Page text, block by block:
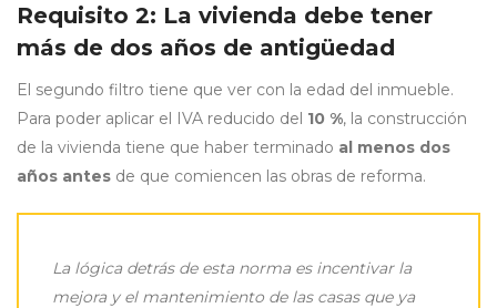
Requisito 2: La vivienda debe tener
más de dos años de antigüedad
El segundo filtro tiene que ver con la edad del inmueble.
Para poder aplicar el IVA reducido del 10 %, la construcción
de la vivienda tiene que haber terminado al menos dos
años antes de que comiencen las obras de reforma.
La lógica detrás de esta norma es incentivar la
mejora y el mantenimiento de las casas que ya